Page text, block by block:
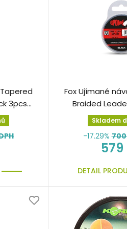
3pcs
Fox Ujímané
Braided
40lb-
Skladem
-17.29% 700
579
DETAIL